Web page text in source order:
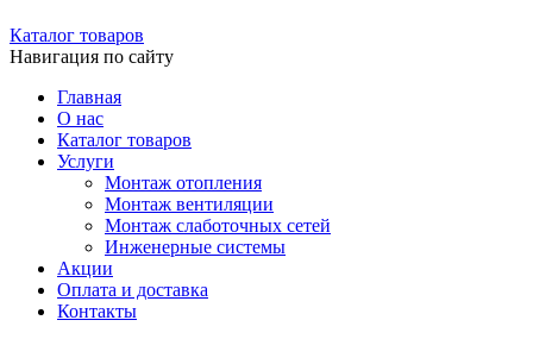
Каталог товаров
Навигация по сайту
Главная
О нас
Каталог товаров
Услуги
Монтаж отопления
Монтаж вентиляции
Монтаж слаботочных сетей
Инженерные системы
Акции
Оплата и доставка
Контакты